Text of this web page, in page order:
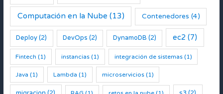
Computación en la Nube (13) Contenedores (4)
Deploy(2) DevOps (2) DynamoDB (2) ec2 (7)
Fintech (1) instancias (1) integración de sistemas(1)
Java (1) Lambda (1) microservicios(1)